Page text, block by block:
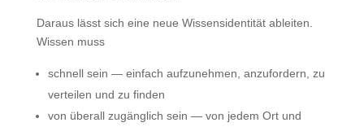
Daraus lässt sich eine neue Wissensidentität ableiten.
Wissen muss
schnell sein — einfach aufzunehmen, anzufordern, zu
verteilen und zu finden
von überall zugänglich sein — von jedem Ort und